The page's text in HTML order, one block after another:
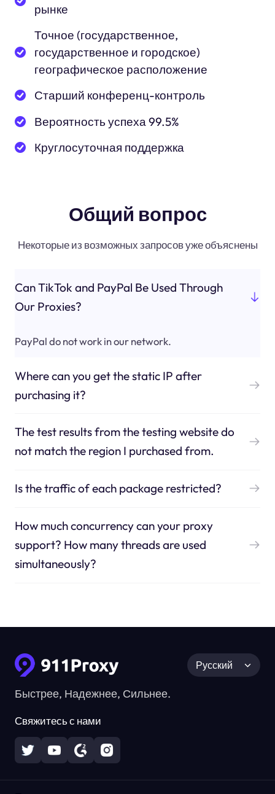
рынке
Точное (государственное,
государственное и городское)
географическое расположение
Старший конференц-контроль
Вероятность успеха 99.5%
Круглосуточная поддержка
Общий вопрос
Некоторые из возможных запросов уже объяснены
Can TikTok and PayPal Be Used Through
Our Proxies?
PayPal do not work in our network.
Where can you get the static IP after
purchasing it?
The test results from the testing website do
not match the region I purchased from.
Is the traffic of each package restricted?
How much concurrency can your proxy
support? How many threads are used
simultaneously?
Быстрее, Надежнее, Сильнее.
Свяжитесь с нами
Русский